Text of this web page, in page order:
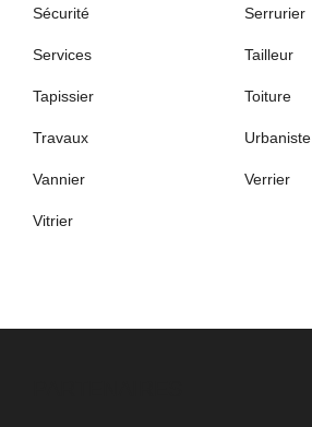
Sécurité Serrurier
Services Tailleur
Tapissier Toiture
Travaux Urbaniste
Vannier Verrier
Vitrier